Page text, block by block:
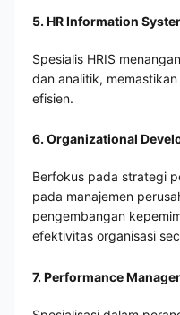
5. HR Information
Spesialis HRIS
dan analitik,
efisien.
6. Organizational
Berfokus pada strategi
pada manajemen
pengembangan
efektivitas organisasi
7. Performance